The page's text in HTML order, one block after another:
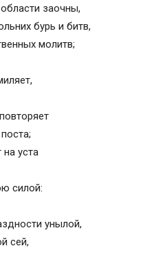
заочны,
бурь и битв,
молитв;
уста
силой:
унылой,
сей,